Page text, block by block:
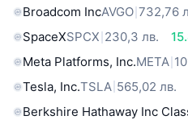
Broadcom IncAVGO 732,76
SpaceXSPCX 230,3 лв.
Meta Platforms, Inc.META
Tesla, Inc.TSLA 565,02 лв.
Berkshire Hathaway Inc